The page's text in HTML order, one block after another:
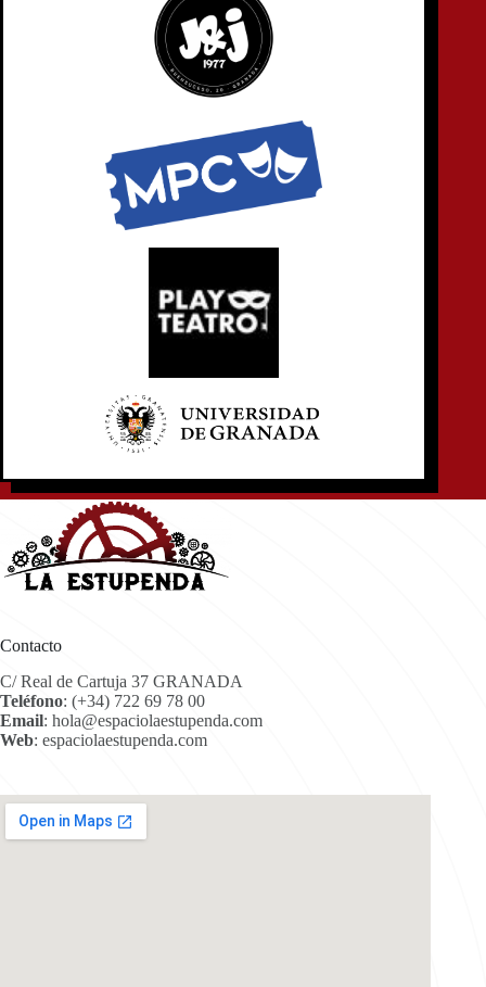
Contacto
C/ Real de Cartuja 37 GRANADA
Teléfono: (+34) 722 69 78 00
Email: hola@espaciolaestupenda.com
Web: espaciolaestupenda.com